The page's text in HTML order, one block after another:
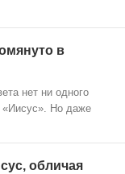
в
нет ни одного
«Иисус». Но даже
обличая